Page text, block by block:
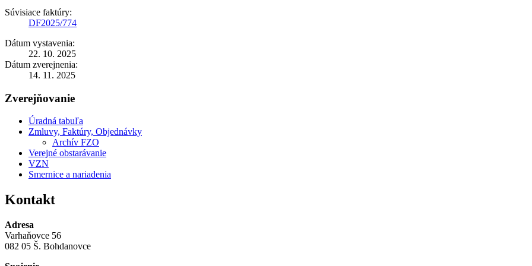
Súvisiace faktúry:
DF2025/774
Dátum vystavenia:
22. 10. 2025
Dátum zverejnenia:
14. 11. 2025
Zverejňovanie
Úradná tabuľa
Zmluvy, Faktúry, Objednávky
Archív FZO
Verejné obstarávanie
VZN
Smernice a nariadenia
Kontakt
Adresa
Varhaňovce 56
082 05 Š. Bohdanovce